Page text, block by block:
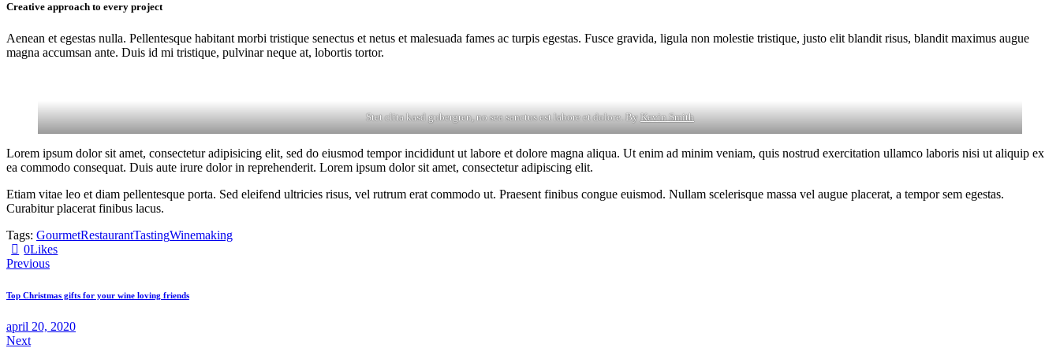
Creative approach to every project
Aenean et egestas nulla. Pellentesque habitant morbi tristique senectus et netus et malesuada fames ac turpis egestas. Fusce gravida, ligula non molestie tristique, justo elit blandit risus, blandit maximus augue
magna accumsan ante. Duis id mi tristique, pulvinar neque at, lobortis tortor.
Stet clita kasd gubergren, no sea sanctus est labore et dolore. ByKevin Smith
Lorem ipsum dolor sit amet, consectetur adipisicing elit, sed do eiusmod tempor incididunt ut labore et dolore magna aliqua. Ut enim ad minim veniam, quis nostrud exercitation ullamco laboris nisi ut aliquip ex
ea commodo consequat. Duis aute irure dolor in reprehenderit. Lorem ipsum dolor sit amet, consectetur adipiscing elit.
Etiam vitae leo et diam pellentesque porta. Sed eleifend ultricies risus, vel rutrum erat commodo ut. Praesent finibus congue euismod. Nullam scelerisque massa vel augue placerat, a tempor sem egestas.
Curabitur placerat finibus lacus.
Tags: GourmetRestaurantTastingWinemaking
0Likes
Bericht
navigatie
Previous
Top Christmas gifts for your wine loving friends
april 20, 2020
Next